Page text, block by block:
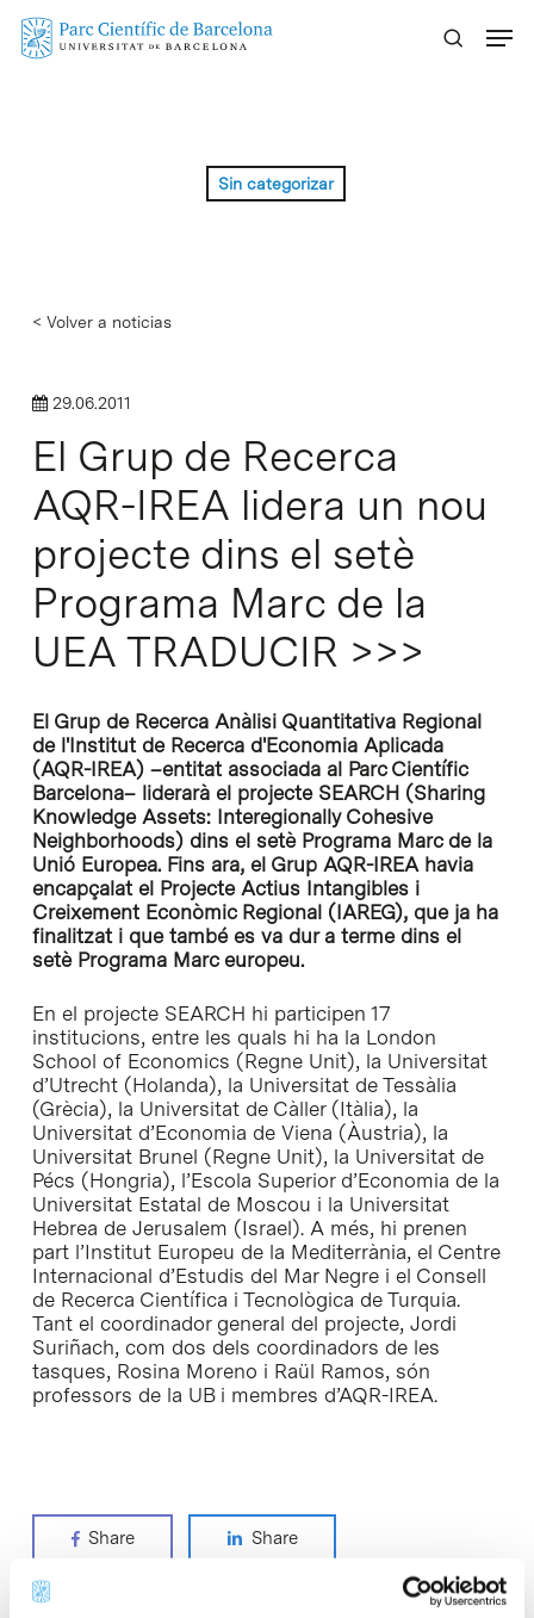
Skip
Sin categorizar
< Volver a noticias
29.06.2011
El Grup de Recerca
AQR-IREA lidera un nou
projecte dins el setè
Programa Marc de la
UEA TRADUCIR >>>
El Grup de Recerca Anàlisi Quantitativa Regional
de l'Institut de Recerca d'Economia Aplicada
(AQR-IREA) –entitat associada al Parc Científic
Barcelona– liderarà el projecte SEARCH (Sharing
Knowledge Assets: Interegionally Cohesive
Neighborhoods) dins el setè Programa Marc de la
Unió Europea. Fins ara, el Grup AQR-IREA havia
encapçalat el Projecte Actius Intangibles i
Creixement Econòmic Regional (IAREG), que ja ha
finalitzat i que també es va dur a terme dins el
setè Programa Marc europeu.
En el projecte SEARCH hi participen 17
institucions, entre les quals hi ha la London
School of Economics (Regne Unit), la Universitat
d’Utrecht (Holanda), la Universitat de Tessàlia
(Grècia), la Universitat de Càller (Itàlia), la
Universitat d’Economia de Viena (Àustria), la
Universitat Brunel (Regne Unit), la Universitat de
Pécs (Hongria), l’Escola Superior d’Economia de la
Universitat Estatal de Moscou i la Universitat
Hebrea de Jerusalem (Israel). A més, hi prenen
part l’Institut Europeu de la Mediterrània, el Centre
Internacional d’Estudis del Mar Negre i el Consell
de Recerca Científica i Tecnològica de Turquia.
Tant el coordinador general del projecte, Jordi
Suriñach, com dos dels coordinadors de les
tasques, Rosina Moreno i Raül Ramos, són
professors de la UB i membres d’AQR-IREA.
Share Share